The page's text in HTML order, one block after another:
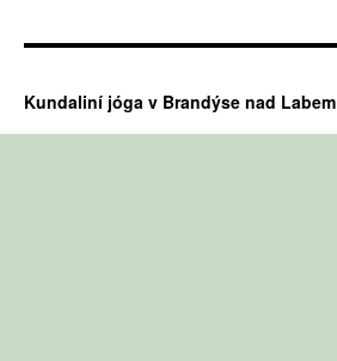
Kundaliní jóga v Brandýse nad Labem